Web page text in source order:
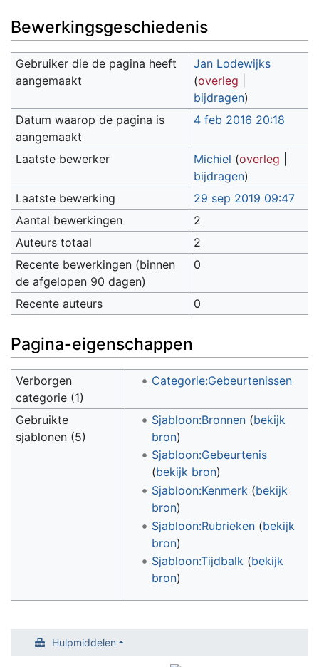
Bewerkingsgeschiedenis
Gebruiker die de pagina heeft
aangemaakt
Jan Lodewijks
(overleg
bijdragen)
Datum waarop de pagina is
aangemaakt
4 feb 2016 20:18
Laatste bewerker Michiel (overleg
bijdragen)
Laatste bewerking
29 sep 2019 09:47
Aantal bewerkingen
2
Auteurs totaal
2
Recente bewerkingen (binnen
de afgelopen 90 dagen)
0
Recente auteurs 0
Pagina-eigenschappen
Verborgen
categorie (1)
Categorie:Gebeurtenissen
Gebruikte
sjablonen (5)
Sjabloon:Bronnen(bekijk
bron)
Sjabloon:Gebeurtenis
(bekijk bron)
Sjabloon:Kenmerk (bekijk
bron)
Sjabloon:Rubrieken(bekijk
bron)
Sjabloon:Tijdbalk(bekijk
bron)
Hulpmiddelen